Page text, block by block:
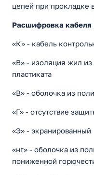
цепей при прокладке
Расшифровка
«К» - кабель
«В» - изоляция жил
пластиката
«В» - оболочка из
«Г» - отсутствие
«Э» - экранированный
«нг» - оболочка из
пониженной